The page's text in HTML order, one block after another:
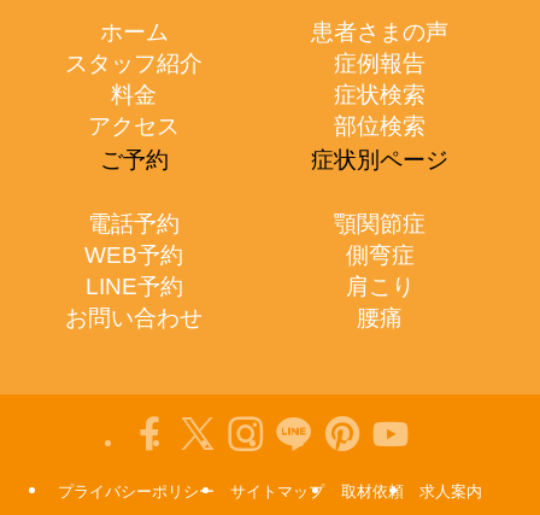
ホーム
スタッフ紹介
料金
アクセス
患者さまの声
症例報告
症状検索
部位検索
ご予約
電話予約
WEB予約
LINE予約
お問い合わせ
症状別ページ
顎関節症
側弯症
肩こり
腰痛
プライバシーポリシー サイトマップ 取材依頼 求人案内